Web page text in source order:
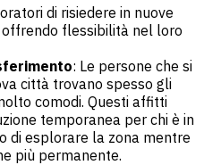
di risiedere in nuove
flessibilità nel loro
: Le persone che si
città trovano spesso gli
comodi. Questi affitti
temporanea per chi è in
di esplorare la zona mentre
più permanente.